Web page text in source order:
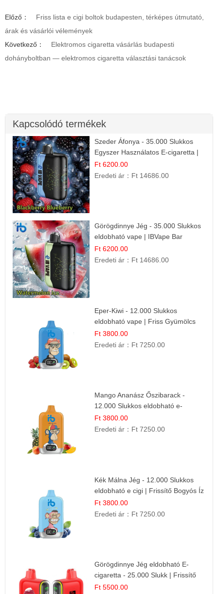
Előző：
Friss lista e cigi boltok budapesten, térképes útmutató,
árak és vásárlói vélemények
Következő：
Elektromos cigaretta vásárlás budapesti
dohányboltban — elektromos cigaretta választási tanácsok
Kapcsolódó termékek
Szeder Áfonya - 35.000 Slukkos
Egyszer Használatos E-cigaretta |
Prémium Ízélmény
Ft 6200.00
Eredeti ár： Ft 14686.00
Görögdinnye Jég - 35.000 Slukkos
eldobható vape | IBVape Bar
Frissítő Nyári Íz
Ft 6200.00
Eredeti ár： Ft 14686.00
Eper-Kiwi - 12.000 Slukkos
eldobható vape | Friss Gyümölcs
Kombináció
Ft 3800.00
Eredeti ár： Ft 7250.00
Mango Ananász Őszibarack -
12.000 Slukkos eldobható e-
Cigaretta
Ft 3800.00
Eredeti ár： Ft 7250.00
Kék Málna Jég - 12.000 Slukkos
eldobható e cigi | Frissítő Bogyós Íz
Ft 3800.00
Eredeti ár： Ft 7250.00
Görögdinnye Jég eldobható E-
cigaretta - 25.000 Slukk | Frissítő
Nyári Íz
Ft 5500.00